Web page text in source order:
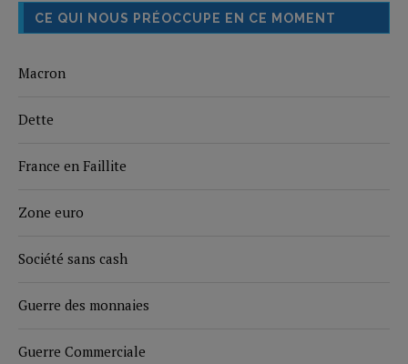
CE QUI NOUS PRÉOCCUPE EN CE MOMENT
Macron
Dette
France en Faillite
Zone euro
Société sans cash
Guerre des monnaies
Guerre Commerciale